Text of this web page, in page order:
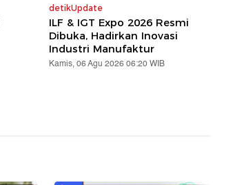
detikUpdate
ILF & IGT Expo 2026 Resmi
Dibuka, Hadirkan Inovasi
Industri Manufaktur
Kamis, 06 Agu 2026 06:20 WIB